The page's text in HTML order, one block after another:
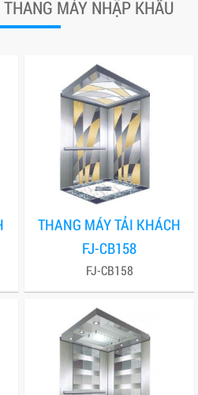
MÁY NHẬP KHẨU
THANG MÁY TẢI KHÁCH
FJ-CB158
FJ-CB158